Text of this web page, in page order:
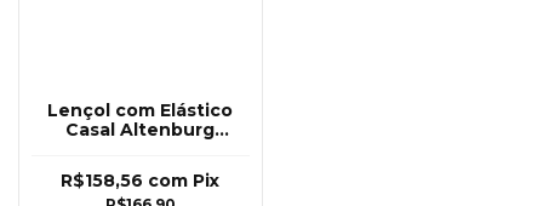
Lençol com Elástico
Casal Altenburg
R$158,56 com Pix